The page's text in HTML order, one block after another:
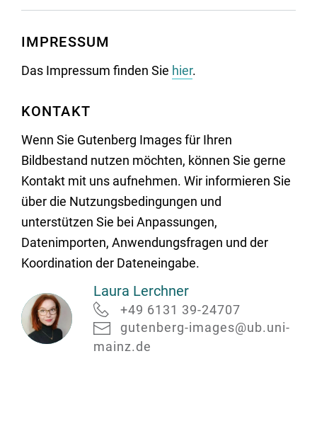
IMPRESSUM
Das Impressum finden Sie hier.
KONTAKT
Wenn Sie Gutenberg Images für Ihren
Bildbestand nutzen möchten, können Sie gerne
Kontakt mit uns aufnehmen. Wir informieren Sie
über die Nutzungsbedingungen und
unterstützen Sie bei Anpassungen,
Datenimporten, Anwendungsfragen und der
Koordination der Dateneingabe.
Laura Lerchner
+49 6131 39-24707
gutenberg-images@ub.uni-
mainz.de